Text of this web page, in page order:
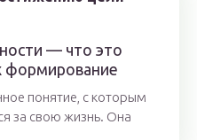
— что это
формирование
понятие, с которым
за свою жизнь. Она